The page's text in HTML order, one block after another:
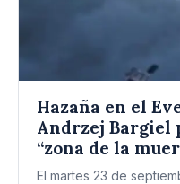
Hazaña en el
Andrzej Bargiel
“zona de la
esquiando
El martes 23 de